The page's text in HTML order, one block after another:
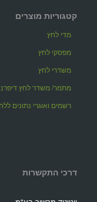
קטגוריות מוצרים
מדי לחץ
מפסקי לחץ
משדרי לחץ
מתמר/ משדר לחץ
רשמים ואוגרי נתונים
דרכי התקשרות